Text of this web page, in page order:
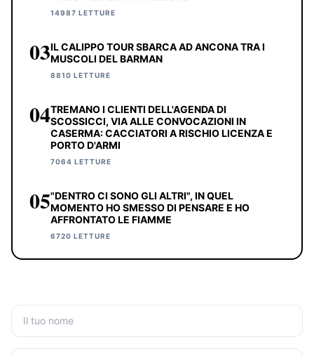
14987 LETTURE
03IL CALIPPO TOUR SBARCA AD ANCONA TRA I
MUSCOLI DEL BARMAN
8810 LETTURE
04TREMANO I CLIENTI DELL'AGENDA DI
SCOSSICCI, VIA ALLE CONVOCAZIONI IN
CASERMA: CACCIATORI A RISCHIO LICENZA E
PORTO D'ARMI
7064 LETTURE
05"DENTRO CI SONO GLI ALTRI", IN QUEL
MOMENTO HO SMESSO DI PENSARE E HO
AFFRONTATO LE FIAMME
6720 LETTURE